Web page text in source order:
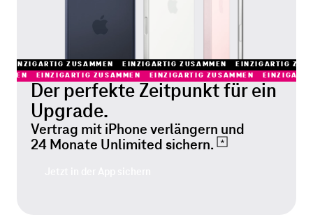
Der perfekte Zeitpunkt für ein
Upgrade.
Vertrag mit iPhone verlängern und
24 Monate Unlimited sichern.
EINZIGARTIG ZUSAMMEN EINZIGARTIG ZUSAMMEN
EINZIGARTIG
EINZIGARTIG ZUSAMMEN EINZIGARTIG ZUSAMMEN